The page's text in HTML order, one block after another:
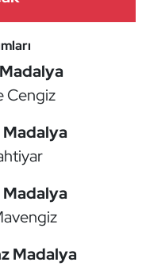
Madalya
Cengiz
Madalya
Madalya
Madalya